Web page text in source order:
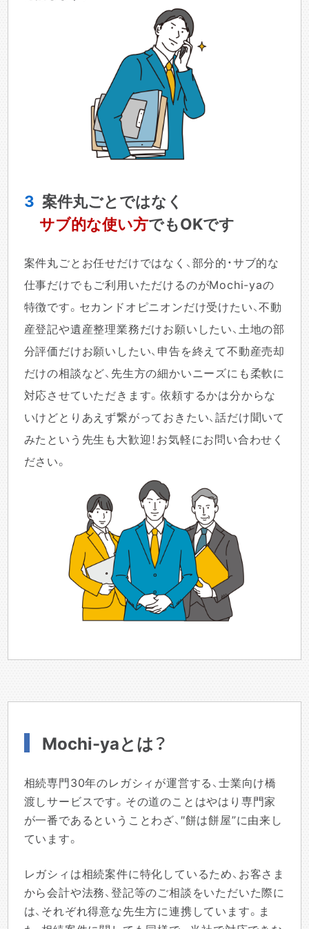
3 案件丸ごとではなく
サブ的な使い方でもOKです
案件丸ごとお任せだけではなく、部分的・サブ的な
仕事だけでもご利用いただけるのがMochi-yaの
特徴です。セカンドオピニオンだけ受けたい、不動
産登記や遺産整理業務だけお願いしたい、土地の部
分評価だけお願いしたい、申告を終えて不動産売却
だけの相談など、先生方の細かいニーズにも柔軟に
対応させていただきます。依頼するかは分からな
いけどとりあえず繋がっておきたい、話だけ聞いて
みたという先生も大歓迎！お気軽にお問い合わせく
ださい。
Mochi-yaとは？
相続専門30年のレガシィが運営する、士業向け橋
渡しサービスです。その道のことはやはり専門家
が一番であるということわざ、″餅は餅屋”に由来し
ています。
レガシィは相続案件に特化しているため、お客さま
から会計や法務、登記等のご相談をいただいた際に
は、それぞれ得意な先生方に連携しています。ま